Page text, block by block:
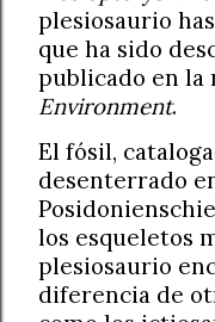
plesiosaurio
que ha sido
publicado en la
Environment.
El fósil,
desenterrado
los esqueletos
plesiosaurio
diferencia de